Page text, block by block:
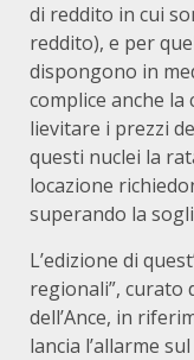
di reddito in cui
reddito), e per
dispongono in
complice anche la
lievitare i prezzi
questi nuclei la
locazione
superando la
L’edizione di
regionali”, curato
dell’Ance, in
lancia l’allarme